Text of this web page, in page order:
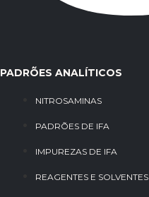
PADRÕES ANALÍTICOS
NITROSAMINAS
PADRÕES DE IFA
IMPUREZAS DE IFA
REAGENTES E SOLVENTES